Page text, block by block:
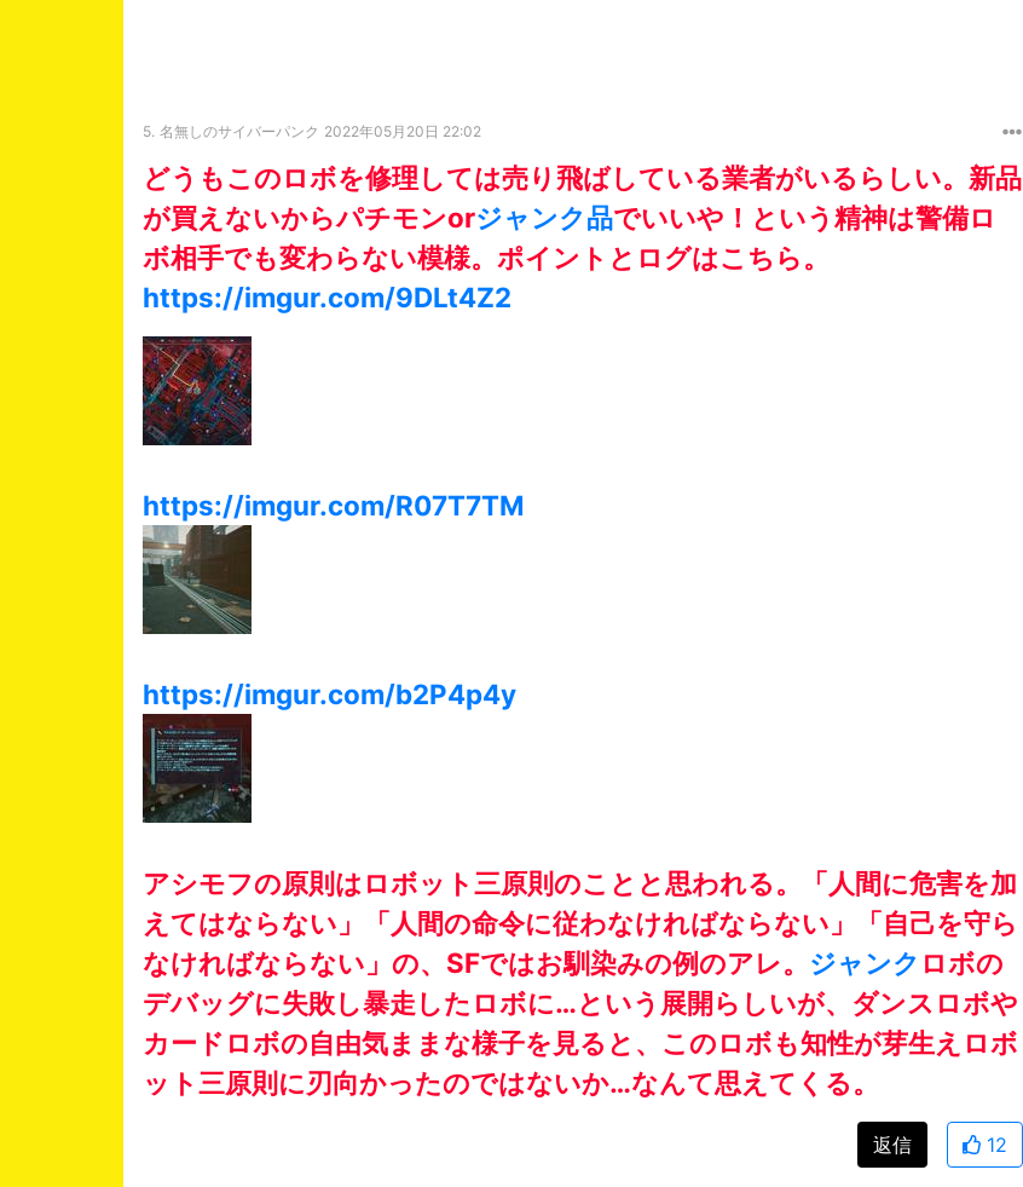
5. 名無しのサイバーパンク 2022年05月20日 22:02
どうもこのロボを修理しては売り飛ばしている業者がいるらしい。新品
が買えないからパチモンorジャンク品でいいや！という精神は警備ロ
ボ相手でも変わらない模様。ポイントとログはこちら。
https://imgur.com/9DLt4Z2
https://imgur.com/R07T7TM
https://imgur.com/b2P4p4y
アシモフの原則はロボット三原則のことと思われる。「人間に危害を加
えてはならない」「人間の命令に従わなければならない」「自己を守ら
なければならない」の、SFではお馴染みの例のアレ。 ジャンク ロボの
デバッグに失敗し暴走したロボに…という展開らしいが、ダンスロボや
カードロボの自由気ままな様子を見ると、このロボも知性が芽生えロボ
ット三原則に刃向かったのではないか…なんて思えてくる。
返信 12